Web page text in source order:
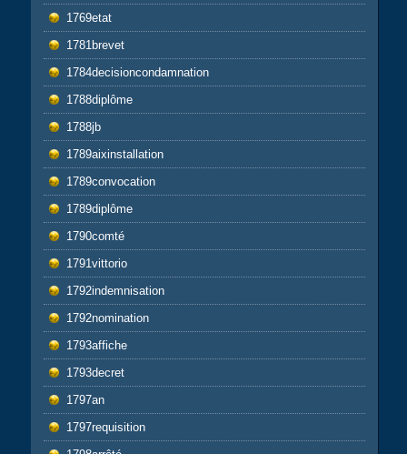
1769etat
1781brevet
1784decisioncondamnation
1788diplôme
1788jb
1789aixinstallation
1789convocation
1789diplôme
1790comté
1791vittorio
1792indemnisation
1792nomination
1793affiche
1793decret
1797an
1797requisition